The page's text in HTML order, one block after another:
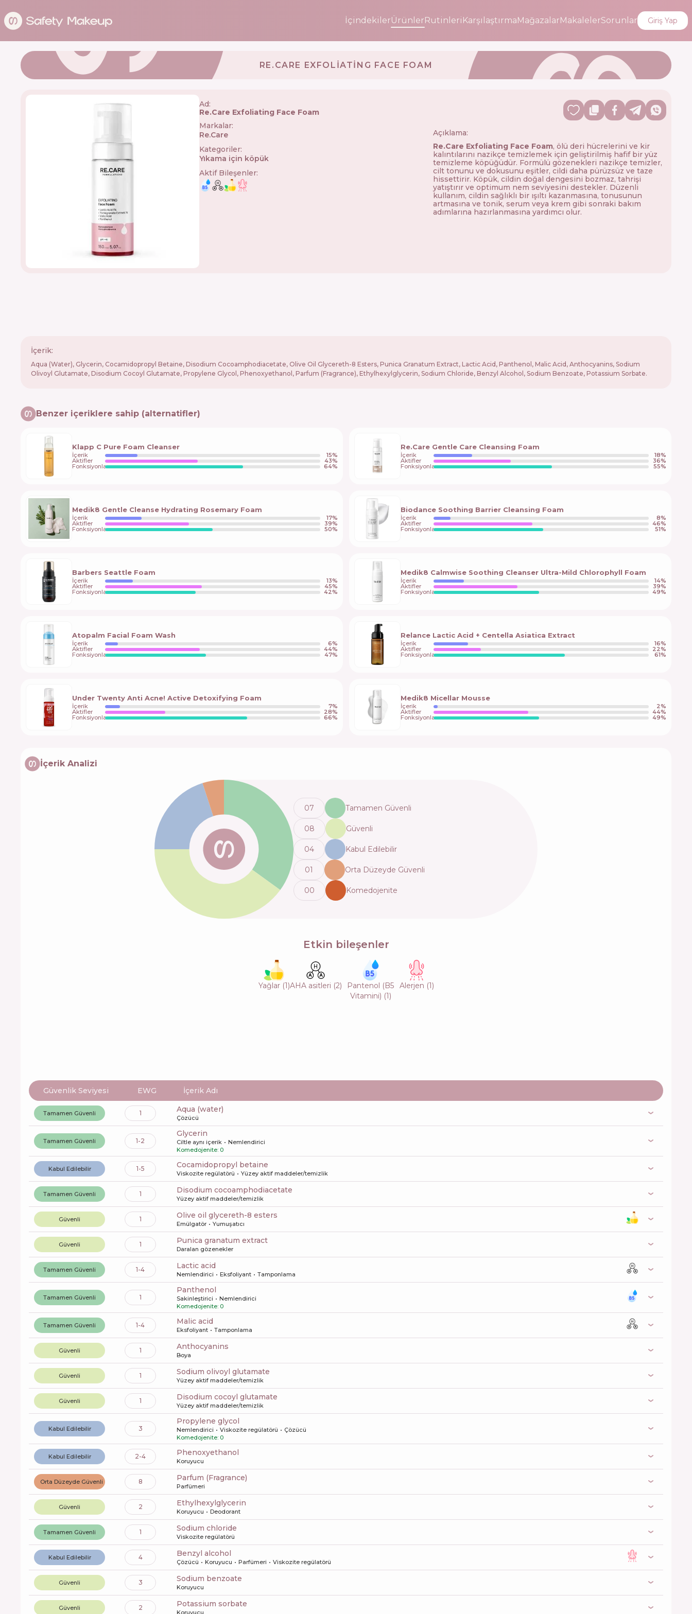
İçindekilerÜrünlerRutinleri KarşılaştırmaMağazalarMakalelerSorunlar Giriş Yap
RE.CARE EXFOLIATING FACE FOAM
Ad:
Re.Care Exfoliating Face Foam
Markalar:
Re.Care
Kategoriler:
Yıkama için köpük
Aktif Bileşenler:
Açıklama:
Re.Care Exfoliating Face Foam, ölü deri hücrelerini ve kir
kalıntılarını nazikçe temizlemek için geliştirilmiş hafif bir yüz
temizleme köpüğüdür. Formülü gözenekleri nazikçe temizler,
cilt tonunu ve dokusunu eşitler, cildi daha pürüzsüz ve taze
hissettirir. Köpük, cildin doğal dengesini bozmaz, tahrişi
yatıştırır ve optimum nem seviyesini destekler. Düzenli
kullanım, cildin sağlıklı bir ışıltı kazanmasına, tonusunun
artmasına ve tonik, serum veya krem gibi sonraki bakım
adımlarına hazırlanmasına yardımcı olur.
İçerik:
Aqua (Water), Glycerin, Cocamidopropyl Betaine, Disodium Cocoamphodiacetate, Olive Oil Glycereth-8 Esters, Punica Granatum Extract, Lactic Acid, Panthenol, Malic Acid, Anthocyanins, Sodium
Olivoyl Glutamate, Disodium Cocoyl Glutamate, Propylene Glycol, Phenoxyethanol, Parfum (Fragrance), Ethylhexylglycerin, Sodium Chloride, Benzyl Alcohol, Sodium Benzoate, Potassium Sorbate.
Benzer içeriklere sahip (alternatifler)
Klapp C Pure Foam Cleanser
İçerik 15%
Aktifler 43%
Fonksiyonlar 64%
Re.Care Gentle Сare Cleansing Foam
İçerik 18%
Aktifler 36%
Fonksiyonlar 55%
Medik8 Gentle Cleanse Hydrating Rosemary Foam
İçerik 17%
Aktifler 39%
Fonksiyonlar 50%
Biodance Soothing Barrier Cleansing Foam
İçerik 8%
Aktifler 46%
Fonksiyonlar 51%
Barbers Seattle Foam
İçerik 13%
Aktifler 45%
Fonksiyonlar 42%
Medik8 Calmwise Soothing Cleanser Ultra-Mild Chlorophyll Foam
İçerik 14%
Aktifler 39%
Fonksiyonlar 49%
Atopalm Facial Foam Wash
İçerik 6%
Aktifler 44%
Fonksiyonlar 47%
Relance Lactic Acid + Centella Asiatica Extract
İçerik 16%
Aktifler 22%
Fonksiyonlar 61%
Under Twenty Anti Acne! Active Detoxifying Foam
İçerik 7%
Aktifler 28%
Fonksiyonlar 66%
Medik8 Micellar Mousse
İçerik 2%
Aktifler 44%
Fonksiyonlar 49%
İçerik Analizi
07 Tamamen Güvenli
08 Güvenli
04 Kabul Edilebilir
01 Orta Düzeyde Güvenli
00 Komedojenite
Etkin bileşenler
Yağlar(1)AHA asitleri (2)
Pantenol (B5
Vitamini) (1)
Alerjen (1)
Güvenlik Seviyesi EWG İçerik Adı
Tamamen Güvenli 1 aqua (water)
Çözücü
Tamamen Güvenli 1-2
glycerin
Ciltle aynı içerik
Nemlendirici
Komedojenite: 0
Kabul Edilebilir 1-5 cocamidopropyl betaine
Viskozite regülatörü Yüzey aktif maddeler/temizlik
Tamamen Güvenli 1 disodium cocoamphodiacetate
Yüzey aktif maddeler/temizlik
Güvenli 1 olive oil glycereth-8 esters
Emülgatör Yumuşatıcı
Güvenli 1 punica granatum extract
Daralan gözenekler
Tamamen Güvenli 1-4 lactic acid
Nemlendirici Eksfoliyant Tamponlama
Tamamen Güvenli 1
panthenol
Sakinleştirici
Nemlendirici
Komedojenite: 0
Tamamen Güvenli 1-4 malic acid
Eksfoliyant Tamponlama
Güvenli 1 anthocyanins
Boya
Güvenli 1 sodium olivoyl glutamate
Yüzey aktif maddeler/temizlik
Güvenli 1 disodium cocoyl glutamate
Yüzey aktif maddeler/temizlik
Kabul Edilebilir 3
propylene glycol
Nemlendirici Viskozite regülatörü
Çözücü
Komedojenite: 0
Kabul Edilebilir 2-4 phenoxyethanol
Koruyucu
Orta Düzeyde Güvenli 8 Parfum (Fragrance)
Parfümeri
Güvenli 2 ethylhexylglycerin
Koruyucu Deodorant
Tamamen Güvenli 1 sodium chloride
Viskozite regülatörü
Kabul Edilebilir 4 benzyl alcohol
Çözücü Koruyucu Parfümeri Viskozite regülatörü
Güvenli 3 sodium benzoate
Koruyucu
Güvenli 2 potassium sorbate
Koruyucu